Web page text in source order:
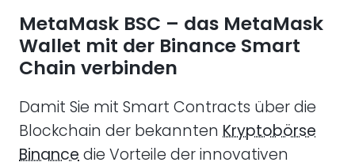
MetaMask BSC – das MetaMask
Wallet mit der Binance Smart
Chain verbinden
Damit Sie mit Smart Contracts über die
Blockchain der bekannten Kryptobörse
Binancedie Vorteile der innovativen